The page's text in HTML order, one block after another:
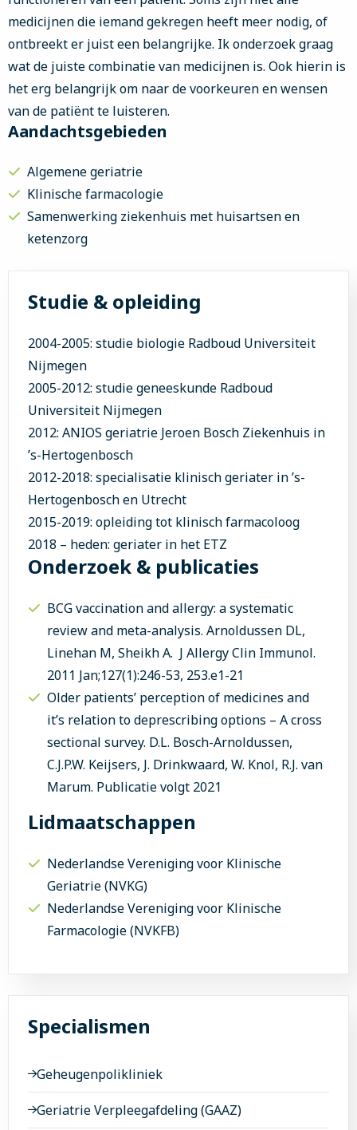
medicijnen die iemand gekregen heeft meer nodig, of
ontbreekt er juist een belangrijke. Ik onderzoek graag
wat de juiste combinatie van medicijnen is. Ook hierin is
het erg belangrijk om naar de voorkeuren en wensen
van de patiënt te luisteren.
Aandachtsgebieden
Algemene geriatrie
Klinische farmacologie
Samenwerking ziekenhuis met huisartsen en
ketenzorg
Studie & opleiding
2004-2005: studie biologie Radboud Universiteit
Nijmegen
2005-2012: studie geneeskunde Radboud
Universiteit Nijmegen
2012: ANIOS geriatrie Jeroen Bosch Ziekenhuis in
’s-Hertogenbosch
2012-2018: specialisatie klinisch geriater in ’s-
Hertogenbosch en Utrecht
2015-2019: opleiding tot klinisch farmacoloog
2018 – heden: geriater in het ETZ
Onderzoek & publicaties
BCG vaccination and allergy: a systematic
review and meta-analysis. Arnoldussen DL,
Linehan M, Sheikh A. J Allergy Clin Immunol.
2011 Jan;127(1):246-53, 253.e1-21
Older patients’ perception of medicines and
it’s relation to deprescribing options – A cross
sectional survey. D.L. Bosch-Arnoldussen,
C.J.P.W. Keijsers, J. Drinkwaard, W. Knol, R.J. van
Marum. Publicatie volgt 2021
Lidmaatschappen
Nederlandse Vereniging voor Klinische
Geriatrie (NVKG)
Nederlandse Vereniging voor Klinische
Farmacologie (NVKFB)
Specialismen
Geheugenpolikliniek
Geriatrie Verpleegafdeling (GAAZ)